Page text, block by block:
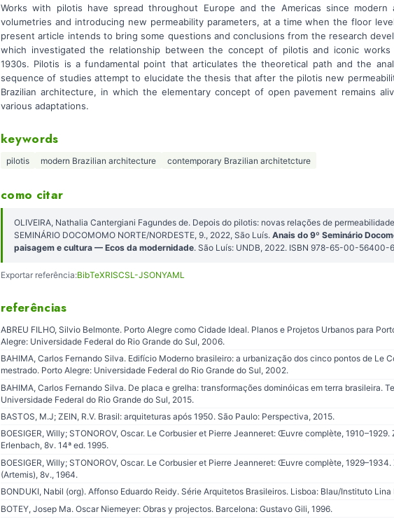
Works with pilotis have spread throughout Europe and the Americas since modern
volumetries and introducing new permeability parameters, at a time when the floor
present article intends to bring some questions and conclusions from the research
which investigated the relationship between the concept of pilotis and iconic
1930s. Pilotis is a fundamental point that articulates the theoretical path and the
sequence of studies attempt to elucidate the thesis that after the pilotis new
Brazilian architecture, in which the elementary concept of open pavement remains
various adaptations.
keywords
pilotis modern Brazilian architecture contemporary Brazilian architetcture
como citar
OLIVEIRA, Nathalia Cantergiani Fagundes de. Depois do pilotis: novas relações de
SEMINÁRIO DOCOMOMO NORTE/NORDESTE, 9., 2022, São Luís. Anais do 9º Seminário
paisagem e cultura — Ecos da modernidade. São Luís: UNDB, 2022. ISBN 978-65-00-56400-
Exportar referência:BibTeXRISCSL-JSONYAML
referências
ABREU FILHO, Silvio Belmonte. Porto Alegre como Cidade Ideal. Planos e Projetos Urbanos para
Alegre: Universidade Federal do Rio Grande do Sul, 2006.
BAHIMA, Carlos Fernando Silva. Edifício Moderno brasileiro: a urbanização dos cinco pontos de Le
mestrado. Porto Alegre: Universidade Federal do Rio Grande do Sul, 2002.
BAHIMA, Carlos Fernando Silva. De placa e grelha: transformações dominóicas em terra brasileira.
Universidade Federal do Rio Grande do Sul, 2015.
BASTOS, M.J; ZEIN, R.V. Brasil: arquiteturas após 1950. São Paulo: Perspectiva, 2015.
BOESIGER, Willy; STONOROV, Oscar. Le Corbusier et Pierre Jeanneret: Œuvre complète,
Erlenbach, 8v. 14ª ed. 1995.
BOESIGER, Willy; STONOROV, Oscar. Le Corbusier et Pierre Jeanneret: Œuvre complète,
(Artemis), 8v., 1964.
BONDUKI, Nabil (org). Affonso Eduardo Reidy. Série Arquitetos Brasileiros. Lisboa: Blau/Instituto
BOTEY, Josep Ma. Oscar Niemeyer: Obras y projectos. Barcelona: Gustavo Gili, 1996.